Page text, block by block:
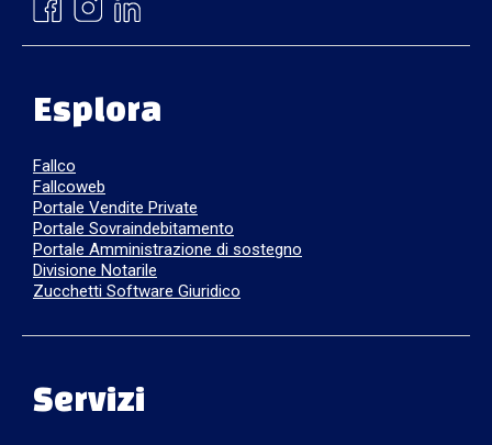
Esplora
Fallco
Fallcoweb
Portale Vendite Private
Portale Sovraindebitamento
Portale Amministrazione di sostegno
Divisione Notarile
Zucchetti Software Giuridico
Servizi